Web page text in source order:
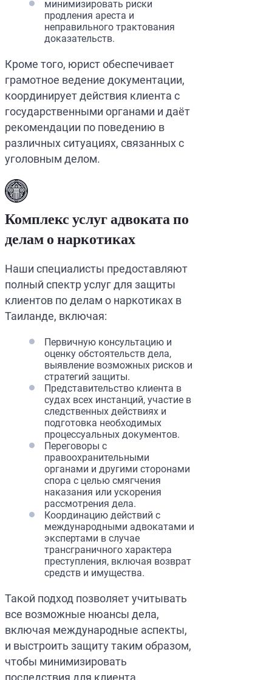
минимизировать риски
продления ареста и
неправильного трактования
доказательств.
Кроме того, юрист обеспечивает
грамотное ведение документации,
координирует действия клиента с
государственными органами и даёт
рекомендации по поведению в
различных ситуациях, связанных с
уголовным делом.
Комплекс услуг адвоката по
делам о наркотиках
Наши специалисты предоставляют
полный спектр услуг для защиты
клиентов по делам о наркотиках в
Таиланде, включая:
Первичную консультацию и
оценку обстоятельств дела,
выявление возможных рисков и
стратегий защиты.
Представительство клиента в
судах всех инстанций, участие в
следственных действиях и
подготовка необходимых
процессуальных документов.
Переговоры с
правоохранительными
органами и другими сторонами
спора с целью смягчения
наказания или ускорения
рассмотрения дела.
Координацию действий с
международными адвокатами и
экспертами в случае
трансграничного характера
преступления, включая возврат
средств и имущества.
Такой подход позволяет учитывать
все возможные нюансы дела,
включая международные аспекты,
и выстроить защиту таким образом,
чтобы минимизировать
последствия для клиента.